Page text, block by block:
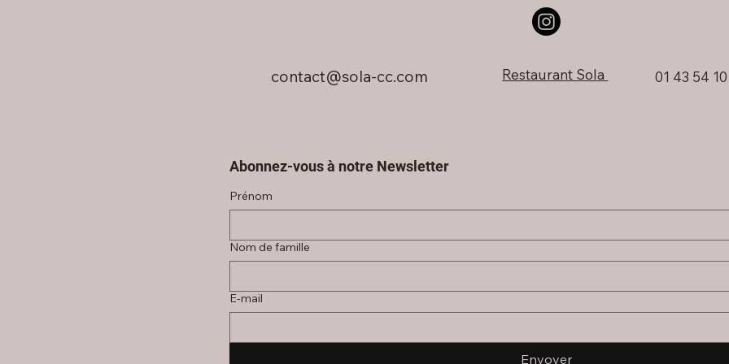
Abonnez-vous à notre Newsletter
Prénom
Nom de famille
E‑mail
Envoyer
contact@sola-cc.com Restaurant Sola 01 43 54